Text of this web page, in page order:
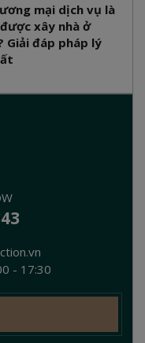
mại dịch vụ là
xây nhà ở
Giải đáp pháp lý
- 17:30